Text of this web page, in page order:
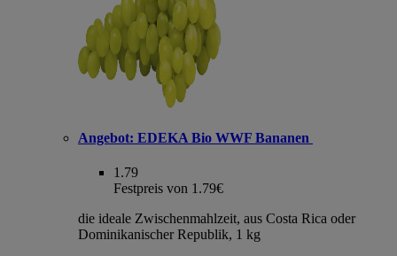
Angebot: EDEKA Bio WWF Bananen
1.79
Festpreis von 1.79€
die ideale Zwischenmahlzeit, aus Costa Rica oder
Dominikanischer Republik, 1 kg